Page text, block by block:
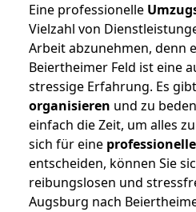
Eine professionelle
Vielzahl von
Arbeit abzunehmen, denn
Beiertheimer Feld ist eine
stressige Erfahrung. Es
organisieren und zu
einfach die Zeit, um alles
sich für eine
entscheiden, können Sie
reibungslosen und
Augsburg nach